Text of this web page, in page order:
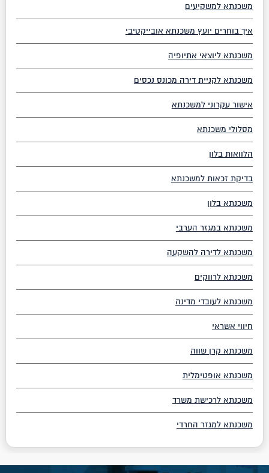
משכנתא למשקיעים
איך בוחרים יועץ משכנתא אובייקטיבי
משכנתא ליוצאי אתיופיה
משכנתא לקניית דירה מכונס נכסים
אישור עקרוני למשכנתא
מסלולי משכנתא
הלוואות בלון
בדיקת זכאות למשכנתא
משכנתא בלון
משכנתא במגזר הערבי
משכנתא לדירה להשקעה
משכנתא לרווקים
משכנתא לעובדי מדינה
חיווי אשראי
משכנתא קרן שווה
משכנתא אופטימלית
משכנתא לרכישת משרד
משכנתא למגזר החרדי